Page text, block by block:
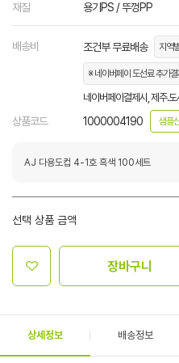
재질
용기PS / 뚜껑PP
배송비 조건부 무료배송 지역
※ 네이버페이 도선료 추가결
네이버페이결제시, 제주.
상품코드 1000004190 샘플
AJ 다용도컵 4-1호 흑색 100세트
선택 상품 금액
장바구니
상세정보 배송정보